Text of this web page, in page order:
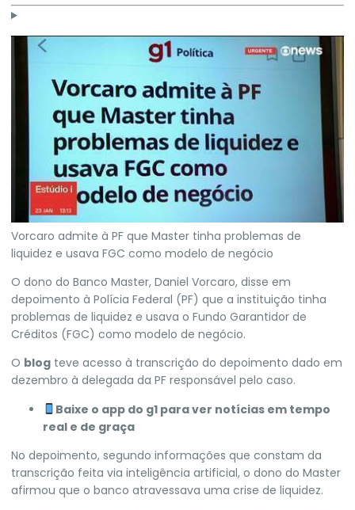
Vorcaro admite à PF que Master tinha problemas de
liquidez e usava FGC como modelo de negócio
O dono do Banco Master, Daniel Vorcaro, disse em
depoimento à Polícia Federal (PF) que a instituição tinha
problemas de liquidez e usava o Fundo Garantidor de
Créditos (FGC) como modelo de negócio.
O blog teve acesso à transcrição do depoimento dado em
dezembro à delegada da PF responsável pelo caso.
Baixe o app do g1 para ver notícias em tempo
real e de graça
No depoimento, segundo informações que constam da
transcrição feita via inteligência artificial, o dono do Master
afirmou que o banco atravessava uma crise de liquidez.